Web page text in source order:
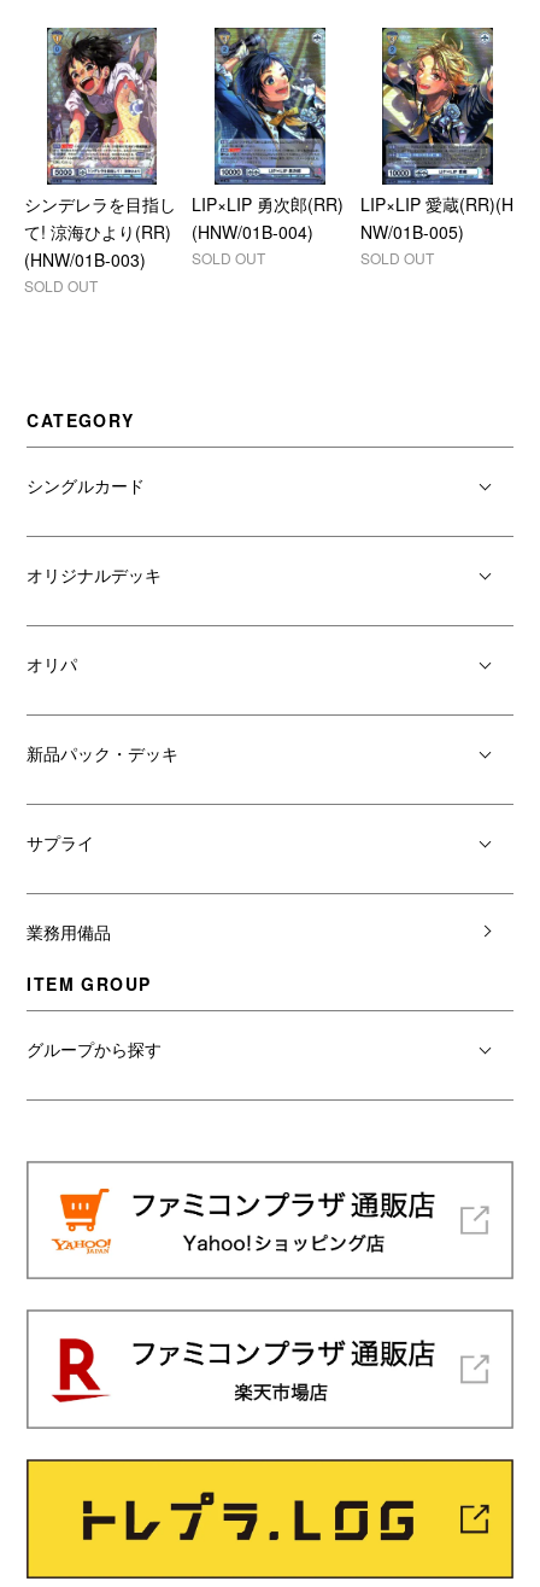
シンデレラを目指し
て! 涼海ひより(RR)
(HNW/01B-003)
SOLD OUT
LIP×LIP 勇次郎(RR)
(HNW/01B-004)
SOLD OUT
LIP×LIP 愛蔵(RR)(H
NW/01B-005)
SOLD OUT
CATEGORY
シングルカード
オリジナルデッキ
オリパ
新品パック・デッキ
サプライ
業務用備品
ITEM GROUP
グループから探す